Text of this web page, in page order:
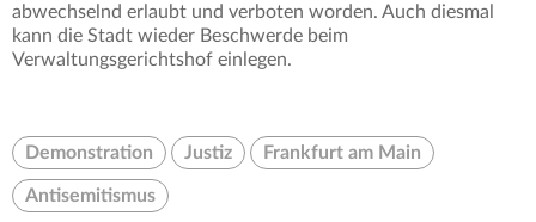
abwechselnd erlaubt und verboten worden. Auch diesmal
kann die Stadt wieder Beschwerde beim
Verwaltungsgerichtshof einlegen.
Demonstration Justiz Frankfurt am Main
Antisemitismus